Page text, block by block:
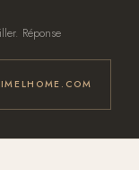
Réponse